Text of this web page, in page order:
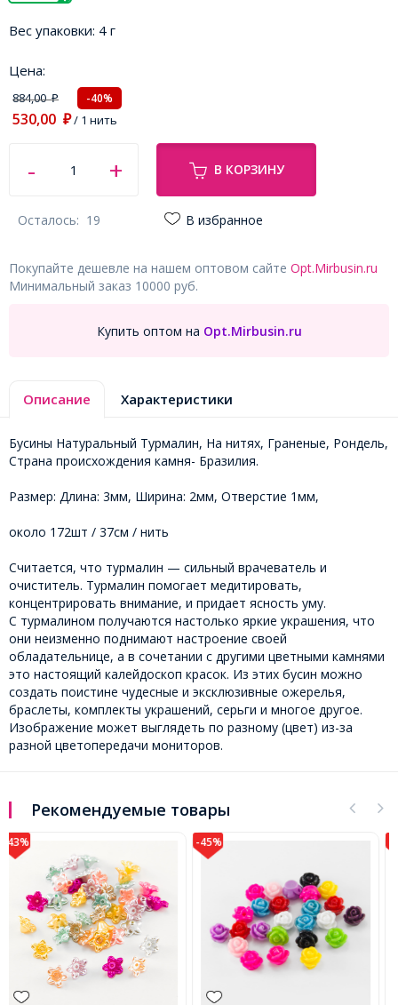
Вес упаковки: 4 г
Цена:
884,00₽ -40%
530,00 ₽/ 1 нить
В КОРЗИНУ
Осталось: 19 В избранное
Покупайте дешевле на нашем оптовом сайте Opt.Mirbusin.ru
Минимальный заказ 10000 руб.
Купить оптом на Opt.Mirbusin.ru
Описание Характеристики
Бусины Натуральный Турмалин, На нитях, Граненые, Рондель,
Страна происхождения камня- Бразилия.
Размер: Длина: 3мм, Ширина: 2мм, Отверстие 1мм,
около 172шт / 37см / нить
Считается, что турмалин — сильный врачеватель и
очиститель. Турмалин помогает медитировать,
концентрировать внимание, и придает ясность уму.
С турмалином получаются настолько яркие украшения, что
они неизменно поднимают настроение своей
обладательнице, а в сочетании с другими цветными камнями
это настоящий калейдоскоп красок. Из этих бусин можно
создать поистине чудесные и эксклюзивные ожерелья,
браслеты, комплекты украшений, серьги и многое другое.
Изображение может выглядеть по разному (цвет) из-за
разной цветопередачи мониторов.
Рекомендуемые товары
-45% -28%